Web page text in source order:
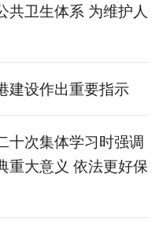
共卫生体系 为维护人
建设作出重要指示
十次集体学习时强调
重大意义 依法更好保